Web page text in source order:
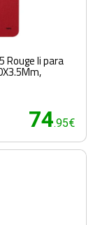
Rouge Ii para
74.95€